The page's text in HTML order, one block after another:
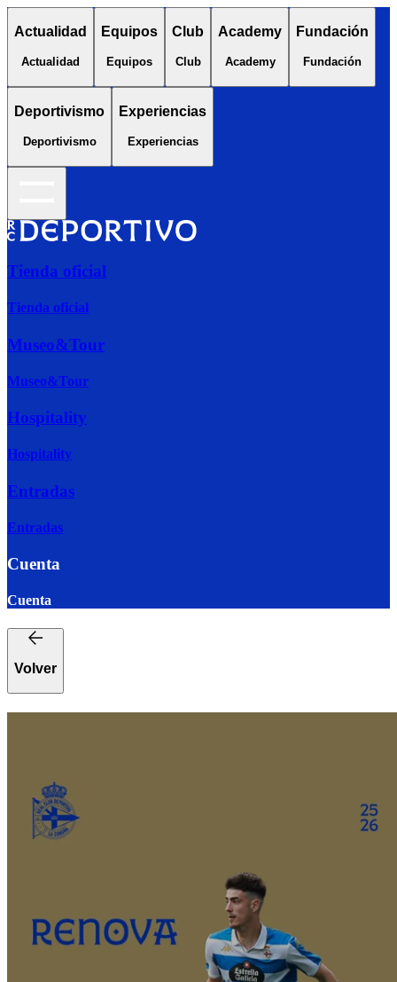
Actualidad
Actualidad
Equipos
Equipos
Club
Club
Academy
Academy
Fundación
Fundación
Deportivismo
Deportivismo
Experiencias
Experiencias
Tienda oficial
Tienda oficial
Museo&Tour
Museo&Tour
Hospitality
Hospitality
Entradas
Entradas
Cuenta
Cuenta
Volver